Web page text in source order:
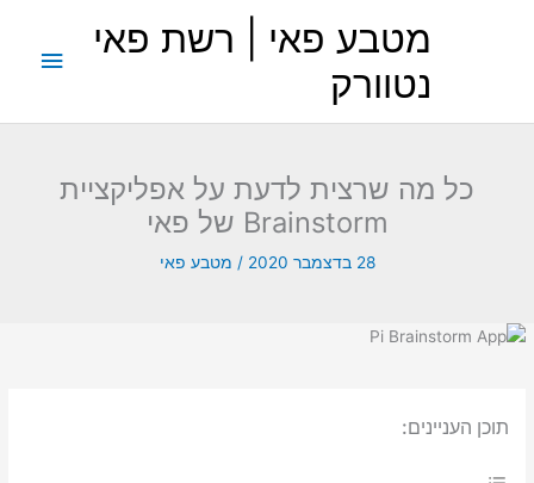
מטבע פאי | רשת פאי
נטוורק
כל מה שרצית לדעת על אפליקציית
Brainstorm של פאי
28 בדצמבר 2020 / מטבע פאי
תוכן העניינים: